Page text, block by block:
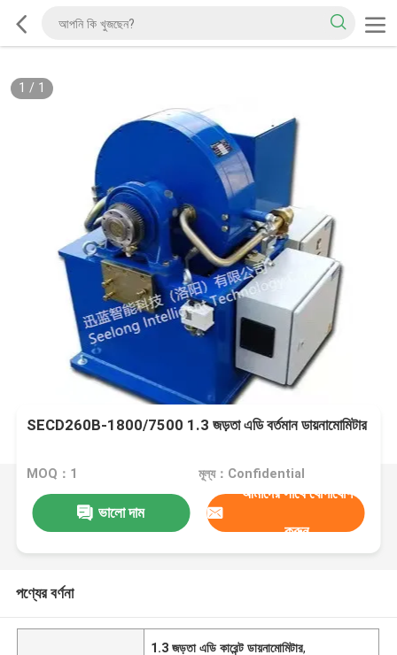
1 / 1
SECD260B-1800/7500 1.3 জড়তা এডি বর্তমান ডায়নামোমিটার
MOQ：1 মূল্য：Confidential
ভালো দাম
আমাদের সাথে যোগাযোগ
করুন
পণ্যের বর্ণনা
1.3 জড়তা এডি কারেন্ট ডায়নামোমিটার,